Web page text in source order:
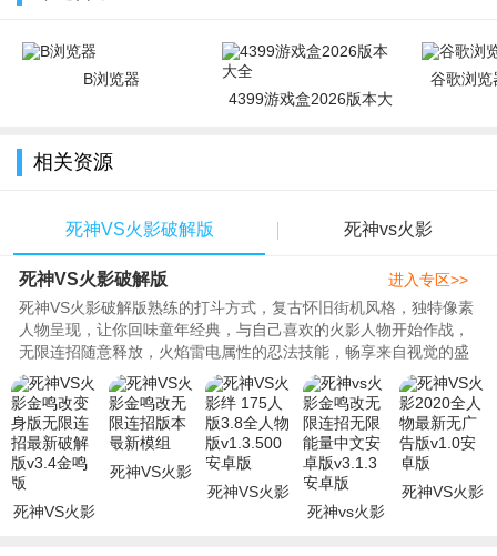
B浏览器
4399游戏盒2026版本大
谷歌浏览
相关资源
死神VS火影破解版 死神vs火影
死神VS火影破解版
死神VS火影破解版熟练的打斗方式，复古怀旧街机风格，独特像素
人物呈现，让你回味童年经典，与自己喜欢的火影人物开始作战，
无限连招随意释放，火焰雷电属性的忍法技能，畅享来自视觉的盛
宴忍术运用全靠即时操作，实时联机互动，各种比拼模式任你体
验，邀请好友一同体验火影世界，鸣人、黑崎一护、孙悟空以及琦
玉老师等经典热血动画人物登场，来选择你最喜欢的角色，击败所
有的对手玩家。..
进入专区>>
死神VS火影
死神VS火影
死神VS火影
死神vs火影
死神VS火影